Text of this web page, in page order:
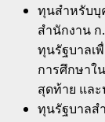
ทุนสำหรับบุ
สำนักงาน
ทุนรัฐบาลเ
การศึกษาใ
สุดท้าย แล
ทุนรัฐบาลส